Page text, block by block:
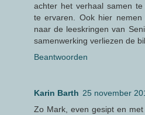
achter het verhaal samen
te ervaren. Ook hier
naar de leeskringen van
samenwerking verliezen de
Beantwoorden
Karin Barth 25 november
Zo Mark, even gesipt en